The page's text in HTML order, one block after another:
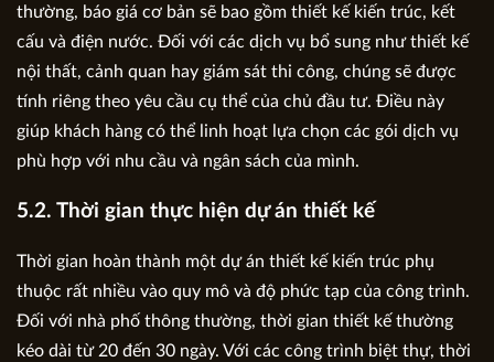
thường, báo giá cơ bản sẽ bao gồm thiết kế kiến trúc, kết
cấu và điện nước. Đối với các dịch vụ bổ sung như thiết kế
nội thất, cảnh quan hay giám sát thi công, chúng sẽ được
tính riêng theo yêu cầu cụ thể của chủ đầu tư. Điều này
giúp khách hàng có thể linh hoạt lựa chọn các gói dịch vụ
phù hợp với nhu cầu và ngân sách của mình.
5.2. Thời gian thực hiện dự án thiết kế
Thời gian hoàn thành một dự án thiết kế kiến trúc phụ
thuộc rất nhiều vào quy mô và độ phức tạp của công trình.
Đối với nhà phố thông thường, thời gian thiết kế thường
kéo dài từ 20 đến 30 ngày. Với các công trình biệt thự, thời